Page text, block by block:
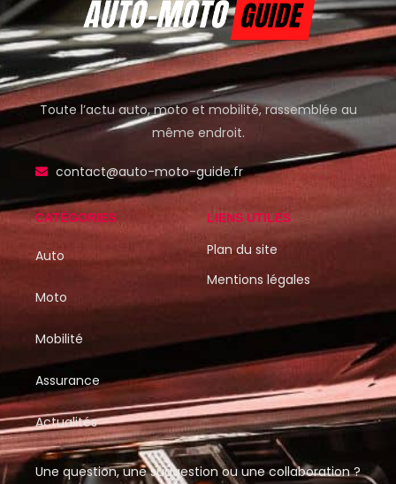
Toute l’actu auto, moto et mobilité, rassemblée au
même endroit.
contact@auto-moto-guide.fr
CATÉGORIES
Auto
Moto
Mobilité
Assurance
Actualités
LIENS UTILES
Plan du site
Mentions légales
Une question, une suggestion ou une collaboration ?